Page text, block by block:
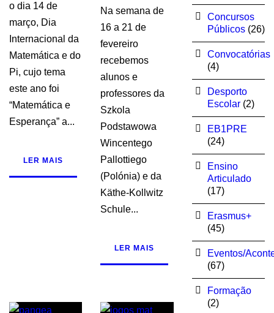
o dia 14 de
março, Dia
Internacional da
Matemática e do
Pi, cujo tema
este ano foi
“Matemática e
Esperança” a...
LER MAIS
Na semana de
16 a 21 de
fevereiro
recebemos
alunos e
professores da
Szkola
Podstawowa
Wincentego
Pallottiego
(Polónia) e da
Käthe-Kollwitz
Schule...
LER MAIS
Concursos
Públicos(26)
Convocatórias
(4)
Desporto
Escolar(2)
EB1PRE
(24)
Ensino
Articulado
(17)
Erasmus+
(45)
Eventos/
(67)
Formação
(2)